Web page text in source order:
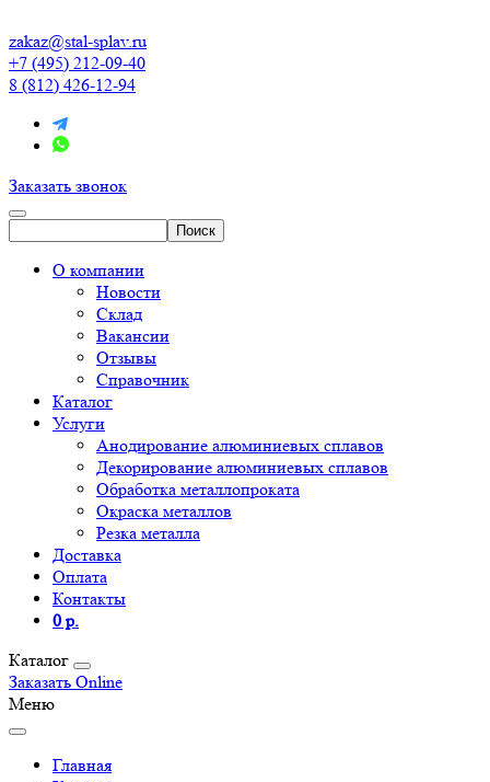
zakaz@stal-splav.ru
+7 (495) 212-09-40
8 (812) 426-12-94
Заказать звонок
О компании
Новости
Склад
Вакансии
Отзывы
Справочник
Каталог
Услуги
Анодирование алюминиевых сплавов
Декорирование алюминиевых сплавов
Обработка металлопроката
Окраска металлов
Резка металла
Доставка
Оплата
Контакты
0 р.
Каталог
Заказать Online
Меню
Главная